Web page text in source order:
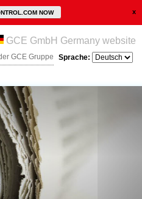
NOW
GCE GmbH Germany website
GCE Gruppe Sprache: